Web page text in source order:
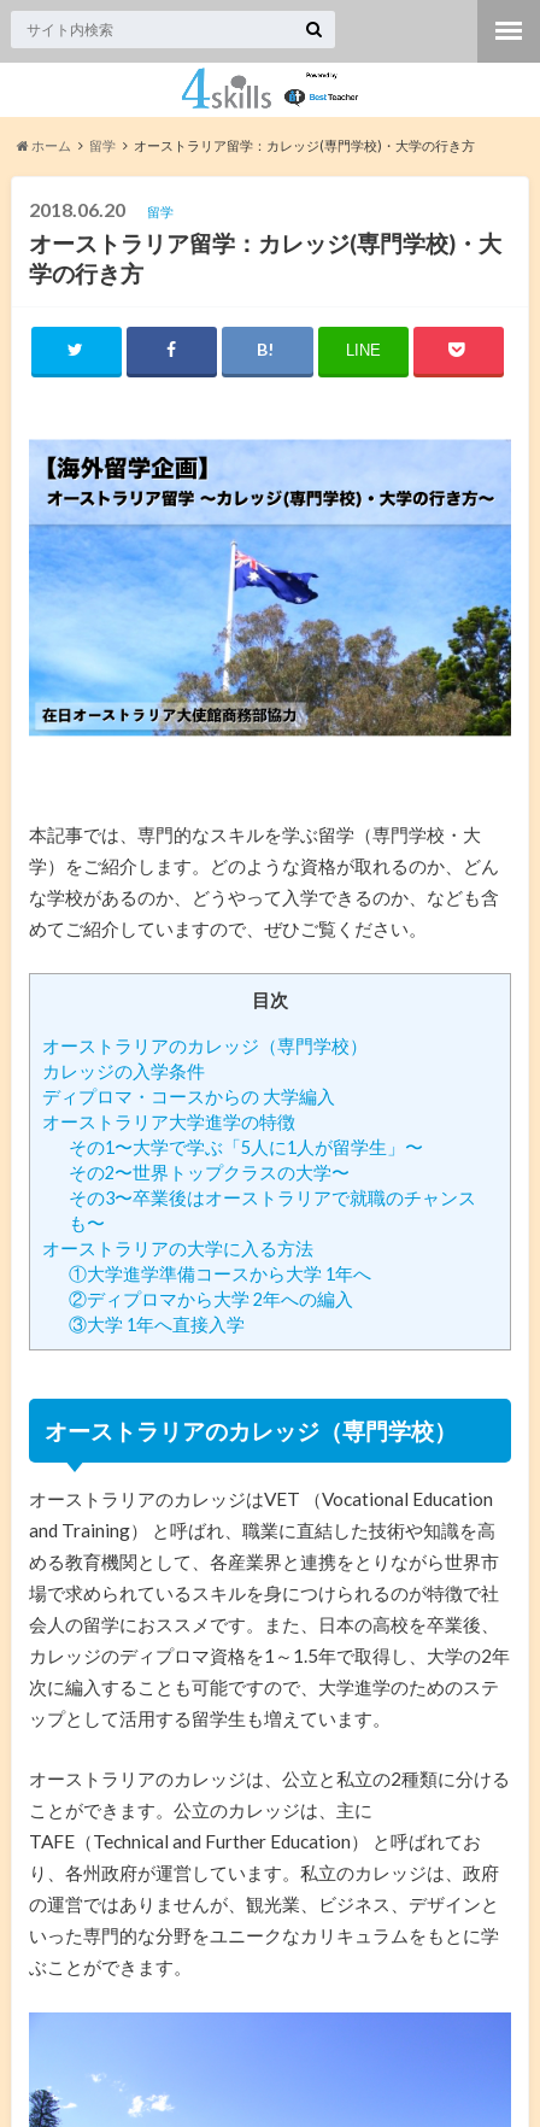
ホーム 留学 オーストラリア留学：カレッジ(専門学校)・大学の行き方
2018.06.20 留学
オーストラリア留学：カレッジ(専門学校)・大
学の行き方
LINE
本記事では、専門的なスキルを学ぶ留学（専門学校・大
学）をご紹介します。どのような資格が取れるのか、どん
な学校があるのか、どうやって入学できるのか、なども含
めてご紹介していますので、ぜひご覧ください。
目次
オーストラリアのカレッジ（専門学校）
カレッジの入学条件
ディプロマ・コースからの 大学編入
オーストラリア大学進学の特徴
その1〜大学で学ぶ「5人に1人が留学生」〜
その2〜世界トップクラスの大学〜
その3〜卒業後はオーストラリアで就職のチャンス
も〜
オーストラリアの大学に入る方法
①大学進学準備コースから大学 1年へ
②ディプロマから大学 2年への編入
③大学 1年へ直接入学
オーストラリアのカレッジ（専門学校）
オーストラリアのカレッジはVET （Vocational Education
and Training） と呼ばれ、職業に直結した技術や知識を高
める教育機関として、各産業界と連携をとりながら世界市
場で求められているスキルを身につけられるのが特徴で社
会人の留学におススメです。また、日本の高校を卒業後、
カレッジのディプロマ資格を1～1.5年で取得し、大学の2年
次に編入することも可能ですので、大学進学のためのステ
ップとして活用する留学生も増えています。
オーストラリアのカレッジは、公立と私立の2種類に分ける
ことができます。公立のカレッジは、主に
TAFE（Technical and Further Education） と呼ばれてお
り、各州政府が運営しています。私立のカレッジは、政府
の運営ではありませんが、観光業、ビジネス、デザインと
いった専門的な分野をユニークなカリキュラムをもとに学
ぶことができます。